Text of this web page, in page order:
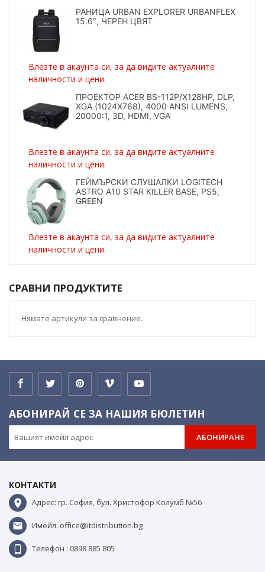
РАНИЦА URBAN EXPLORER URBANFLEX
15.6″, ЧЕРЕН ЦВЯТ
Влезте в акаунта си, за да видите актуалните
наличности и цени.
ПРОЕКТОР ACER BS-112P/X128HP, DLP,
XGA (1024X768), 4000 ANSI LUMENS,
20000:1, 3D, HDMI, VGA
Влезте в акаунта си, за да видите актуалните
наличности и цени.
ГЕЙМЪРСКИ СЛУШАЛКИ LOGITECH
ASTRO A10 STAR KILLER BASE, PS5,
GREEN
Влезте в акаунта си, за да видите актуалните
наличности и цени.
СРАВНИ ПРОДУКТИТЕ
Нямате артикули за сравнение.
АБОНИРАЙ СЕ ЗА НАШИЯ БЮЛЕТИН
АБОНИРАНЕ
КОНТАКТИ
Адрес: гр. София, бул. Христофор Колумб №56
Имейл: office@itdistribution.bg
Телефон : 0898 885 805